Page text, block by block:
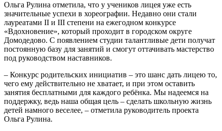
Ольга Рулина отметила, что у учеников лицея уже есть
значительные успехи в хореографии. Недавно они стали
лауреатами II и III степени на ежегодном конкурсе
«Вдохновение», который проходит в городском округе
Домодедово. С появлением студии талантливые дети получат
постоянную базу для занятий и смогут оттачивать мастерство
под руководством наставников.
– Конкурс родительских инициатив – это шанс дать лицею то,
чего ему действительно не хватает, и при этом оставить
занятия бесплатными для каждого ребёнка. Мы надеемся на
поддержку, ведь наша общая цель – сделать школьную жизнь
детей намного веселее, – отметила руководитель проекта
Ольга Рулина.